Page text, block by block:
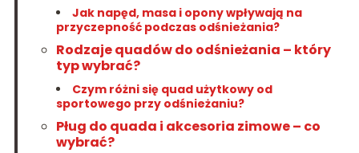
Jak napęd, masa i opony wpływają na
przyczepność podczas odśnieżania?
Rodzaje quadów do odśnieżania – który
typ wybrać?
Czym różni się quad użytkowy od
sportowego przy odśnieżaniu?
Pług do quada i akcesoria zimowe – co
wybrać?